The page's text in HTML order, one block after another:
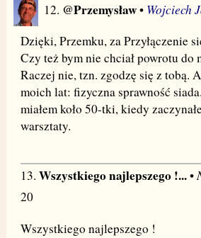
12. @Przemysław• Wojciech
Dzięki, Przemku, za Przyłączenie
Czy też bym nie chciał powrotu do
Raczej nie, tzn. zgodzę się z tobą.
moich lat: fizyczna sprawność
miałem koło 50-tki, kiedy
warsztaty.
13. Wszystkiego najlepszego !...•
20
Wszystkiego najlepszego !